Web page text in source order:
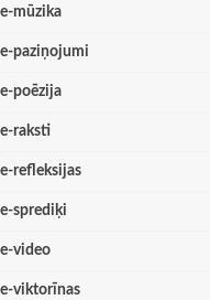
e-mūzika
e-paziņojumi
e-poēzija
e-raksti
e-refleksijas
e-sprediķi
e-video
e-viktorīnas